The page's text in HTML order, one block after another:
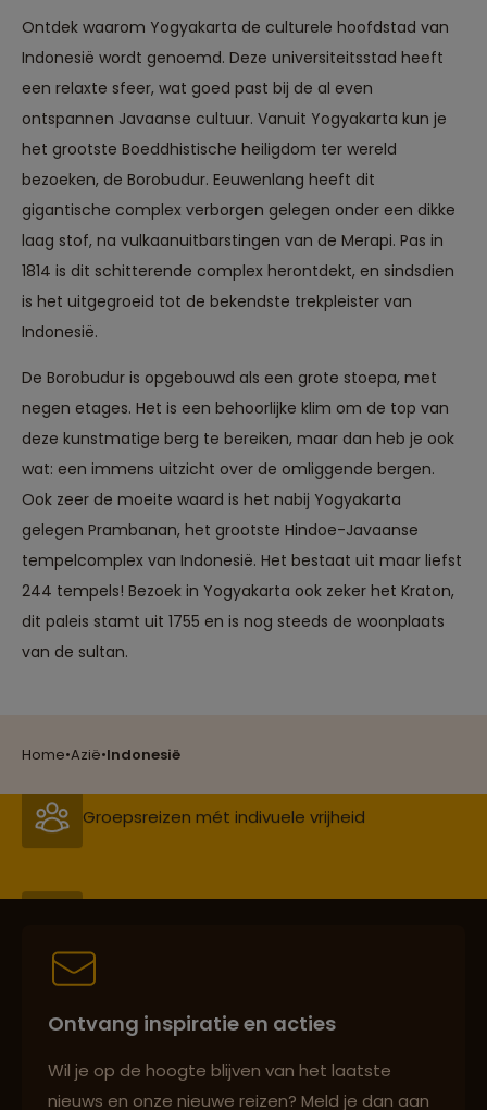
Home•Azië•Indonesië
Ontdek waarom Yogyakarta de culturele hoofdstad van
Indonesië wordt genoemd. Deze universiteitsstad heeft
een relaxte sfeer, wat goed past bij de al even
ontspannen Javaanse cultuur. Vanuit Yogyakarta kun je
het grootste Boeddhistische heiligdom ter wereld
bezoeken, de Borobudur. Eeuwenlang heeft dit
gigantische complex verborgen gelegen onder een dikke
laag stof, na vulkaanuitbarstingen van de Merapi. Pas in
1814 is dit schitterende complex herontdekt, en sindsdien
is het uitgegroeid tot de bekendste trekpleister van
Indonesië.
De Borobudur is opgebouwd als een grote stoepa, met
negen etages. Het is een behoorlijke klim om de top van
deze kunstmatige berg te bereiken, maar dan heb je ook
wat: een immens uitzicht over de omliggende bergen.
Ook zeer de moeite waard is het nabij Yogyakarta
gelegen Prambanan, het grootste Hindoe-Javaanse
tempelcomplex van Indonesië. Het bestaat uit maar liefst
244 tempels! Bezoek in Yogyakarta ook zeker het Kraton,
dit paleis stamt uit 1755 en is nog steeds de woonplaats
van de sultan.
Reizen met oog voor mens, cultuur en milieu
Best beoordeelde reisroutes
Ontvang inspiratie en acties
Wil je op de hoogte blijven van het laatste
nieuws en onze nieuwe reizen? Meld je dan aan